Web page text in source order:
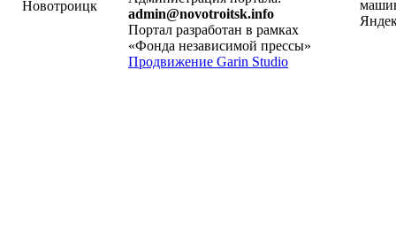
admin@novotroitsk.info
Портал разработан в рамках
«Фонда независимой прессы»
Продвижение Garin Studio